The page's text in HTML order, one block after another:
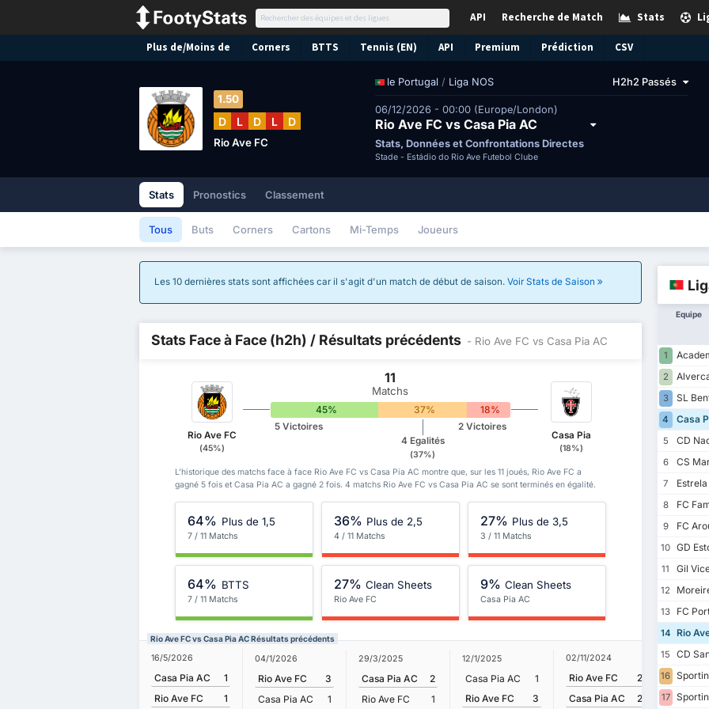
Stats
Recherche de Match
API
Plus de/Moins de Corners BTTS Tennis (EN) API Premium Prédiction CSV
le Portugal / Liga NOS H2h2 Passés
06/12/2026 - 00:00 (Europe/London)
Rio Ave FC vs Casa Pia AC
Stats, Données et Confrontations Directes
Stade - Estádio do Rio Ave Futebol Clube
1.50
D L D L D
Rio Ave FC
Stats Pronostics Classement
Tous Buts Corners Cartons Mi-Temps Joueurs
Les 10 dernières stats sont affichées car il s'agit d'un match de début de saison. Voir Stats de Saison
Stats Face à Face (h2h) / Résultats précédents - Rio Ave FC vs Casa Pia AC
Rio Ave FC
(45%)
11
Matchs
45% 37% 18%
5 Victoires
4 Egalités
(37%)
2 Victoires
Casa Pia
(18%)
L'historique des matchs face à face Rio Ave FC vs Casa Pia AC montre que, sur les 11 joués, Rio Ave FC a
gagné 5 fois et Casa Pia AC a gagné 2 fois. 4 matchs Rio Ave FC vs Casa Pia AC se sont terminés en égalité.
64% Plus de 1,5
7 / 11 Matchs
36% Plus de 2,5
4 / 11 Matchs
27% Plus de 3,5
3 / 11 Matchs
64% BTTS
7 / 11 Matchs
27% Clean Sheets
Rio Ave FC
9% Clean Sheets
Casa Pia AC
Rio Ave FC vs Casa Pia AC Résultats précédents
16/5/2026
Casa Pia AC
1
Rio Ave FC
1
04/1/2026
Rio Ave FC
3
Casa Pia AC
1
29/3/2025
Casa Pia AC
2
Rio Ave FC
1
12/1/2025
Casa Pia AC
1
Rio Ave FC
3
02/11/2024
Rio Ave FC
2
Casa Pia AC
2
11/2/2024
Rio
Casa
Equipe
1
2
3
SL
4
Casa
5
CD
6
CS
7
8
FC
9
FC
10 GD
11
Gil
12
13
FC
14 Rio
15
CD
16
17